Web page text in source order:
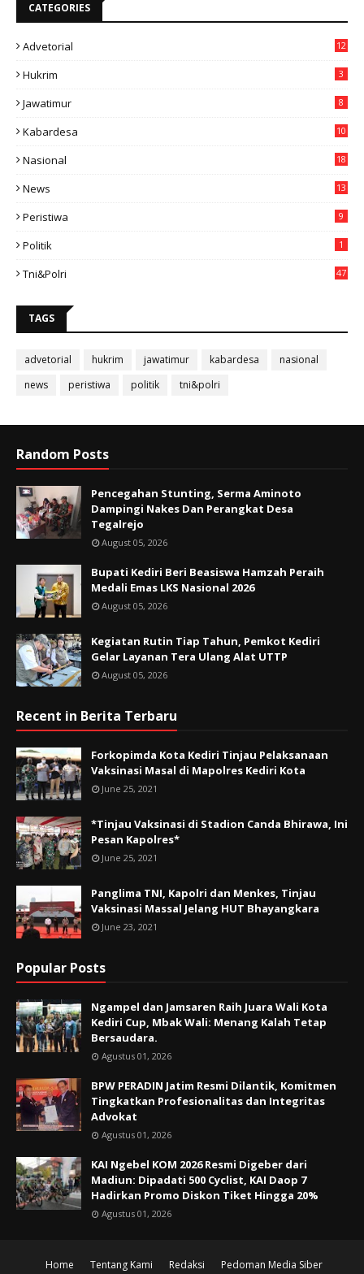
CATEGORIES
Advetorial 12
Hukrim 3
Jawatimur 8
Kabardesa
10
Nasional
18
News
13
Peristiwa 9
Politik 1
Tni&polri 47
TAGS
advetorial hukrim jawatimur kabardesa
nasional
news
peristiwa politik tni&polri
Random Posts
Pencegahan Stunting, Serma Aminoto
Dampingi Nakes Dan Perangkat Desa
Tegalrejo
August 05, 2026
Bupati Kediri Beri Beasiswa Hamzah Peraih
Medali Emas LKS Nasional 2026
August 05, 2026
Kegiatan Rutin Tiap Tahun, Pemkot Kediri
Gelar Layanan Tera Ulang Alat UTTP
August 05, 2026
Recent in Berita Terbaru
Forkopimda Kota Kediri Tinjau Pelaksanaan
Vaksinasi Masal di Mapolres Kediri Kota
June 25, 2021
*Tinjau Vaksinasi di Stadion Canda Bhirawa, Ini
Pesan Kapolres*
June 25, 2021
Panglima TNI, Kapolri dan Menkes, Tinjau
Vaksinasi Massal Jelang HUT Bhayangkara
June 23, 2021
Popular Posts
Ngampel dan Jamsaren Raih Juara Wali Kota
Kediri Cup, Mbak Wali: Menang Kalah Tetap
Bersaudara.
Agustus 01, 2026
BPW PERADIN Jatim Resmi Dilantik, Komitmen
Tingkatkan Profesionalitas dan Integritas
Advokat
Agustus 01, 2026
KAI Ngebel KOM 2026 Resmi Digeber dari
Madiun: Dipadati 500 Cyclist, KAI Daop 7
Hadirkan Promo Diskon Tiket Hingga 20%
Agustus 01, 2026
Home Tentang Kami Redaksi Pedoman Media Siber